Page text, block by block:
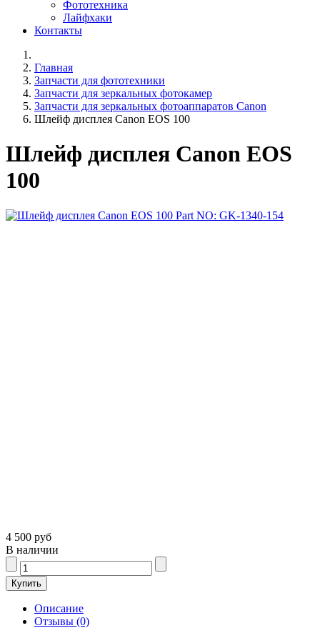
Фототехника
Лайфхаки
Контакты
Главная
Запчасти для фототехники
Запчасти для зеркальных фотокамер
Запчасти для зеркальных фотоаппаратов Canon
Шлейф дисплея Canon EOS 100
Шлейф дисплея Canon EOS
100
4 500 руб
В наличии
Описание
Отзывы (0)